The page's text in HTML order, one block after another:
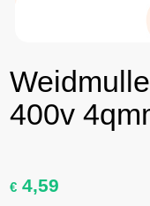
400v
€ 4,59